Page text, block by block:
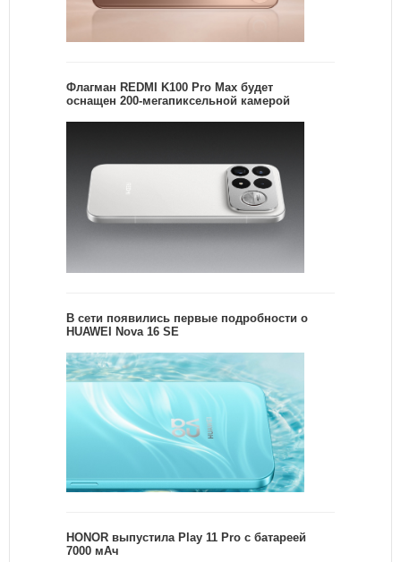
Флагман REDMI K100 Pro Max будет
оснащен 200-мегапиксельной камерой
В сети появились первые подробности о
HUAWEI Nova 16 SE
HONOR выпустила Play 11 Pro с батареей
7000 мАч